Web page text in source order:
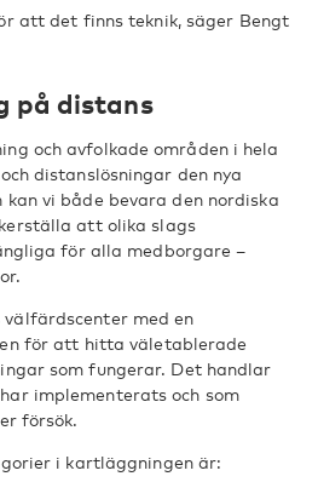
att det finns teknik, säger Bengt
på distans
och avfolkade områden i hela
distanslösningar den nya
vi både bevara den nordiska
att olika slags
för alla medborgare –
med en
för att hitta väletablerade
som fungerar. Det handlar
implementerats och som
försök.
i kartläggningen är: